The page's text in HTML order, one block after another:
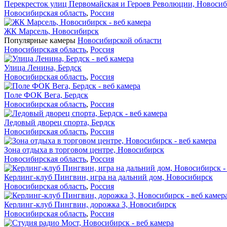
Перекресток улиц Первомайская и Героев Революции,
Новосибирская область, Россия
ЖК Марсель, Новосибирск
Популярные камеры Новосибирской области
Новосибирская область, Россия
Улица Ленина, Бердск
Новосибирская область, Россия
Поле ФОК Вега, Бердск
Новосибирская область, Россия
Ледовый дворец спорта, Бердск
Новосибирская область, Россия
Зона отдыха в торговом центре, Новосибирск
Новосибирская область, Россия
Керлинг-клуб Пингвин, игра на дальний дом, Новосибирск
Новосибирская область, Россия
Керлинг-клуб Пингвин, дорожка 3, Новосибирск
Новосибирская область, Россия